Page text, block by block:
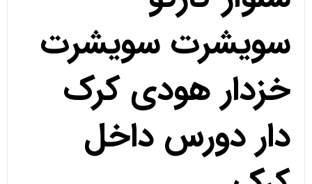
سویشرت سویشرت
خزدار هودی کرک
دار دورس داخل